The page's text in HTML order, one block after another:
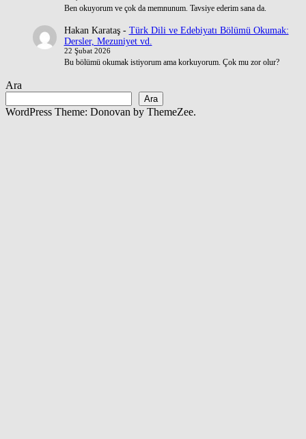
Ben okuyorum ve çok da memnunum. Tavsiye ederim sana da.
Hakan Karataş- Türk Dili ve Edebiyatı Bölümü Okumak:
Dersler, Mezuniyet vd.
22 Şubat 2026
Bu bölümü okumak istiyorum ama korkuyorum. Çok mu zor olur?
Ara
Ara
WordPress Theme: Donovan by ThemeZee.